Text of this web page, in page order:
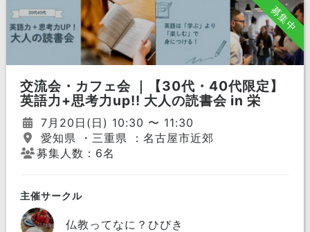
募集中
交流会・カフェ会 ｜【30代・40代限定】
英語力+思考力up!! 大人の読書会 in 栄
7月20日(日) 10:30 〜 11:30
愛知県 ・三重県 ：名古屋市近郊
募集人数：6名
主催サークル
仏教ってなに？ひびき